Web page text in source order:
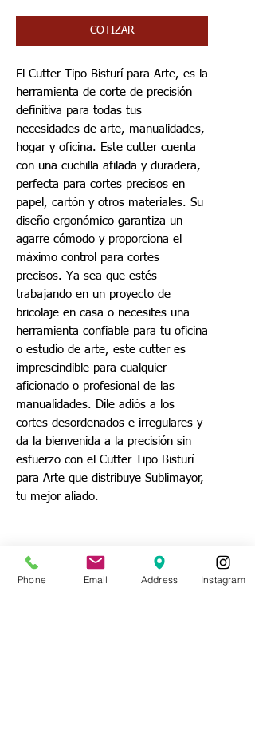
COTIZAR
El Cutter Tipo Bisturí para Arte, es la
herramienta de corte de precisión
definitiva para todas tus
necesidades de arte, manualidades,
hogar y oficina. Este cutter cuenta
con una cuchilla afilada y duradera,
perfecta para cortes precisos en
papel, cartón y otros materiales. Su
diseño ergonómico garantiza un
agarre cómodo y proporciona el
máximo control para cortes
precisos. Ya sea que estés
trabajando en un proyecto de
bricolaje en casa o necesites una
herramienta confiable para tu oficina
o estudio de arte, este cutter es
imprescindible para cualquier
aficionado o profesional de las
manualidades. Dile adiós a los
cortes desordenados e irregulares y
da la bienvenida a la precisión sin
esfuerzo con el Cutter Tipo Bisturí
para Arte que distribuye Sublimayor,
tu mejor aliado.
Phone Email Address Instagram